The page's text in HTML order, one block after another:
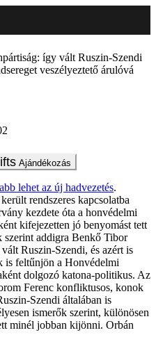
így vált Ruszin-Szendi
veszélyeztető árulóvá
Ajándékozás
lehet az új hadvezetés.
rendszeres kapcsolatba
kezdete óta a honvédelmi
kifejezetten jó benyomást tett
szerint addigra Benkő Tibor
Ruszin-Szendi, és azért is
is feltűnjön a Honvédelmi
dolgozó katona-politikus. Az
Ferenc konfliktusos, konok
Szendi általában is
ismerők szerint, különösen
minél jobban kijönni. Orbán